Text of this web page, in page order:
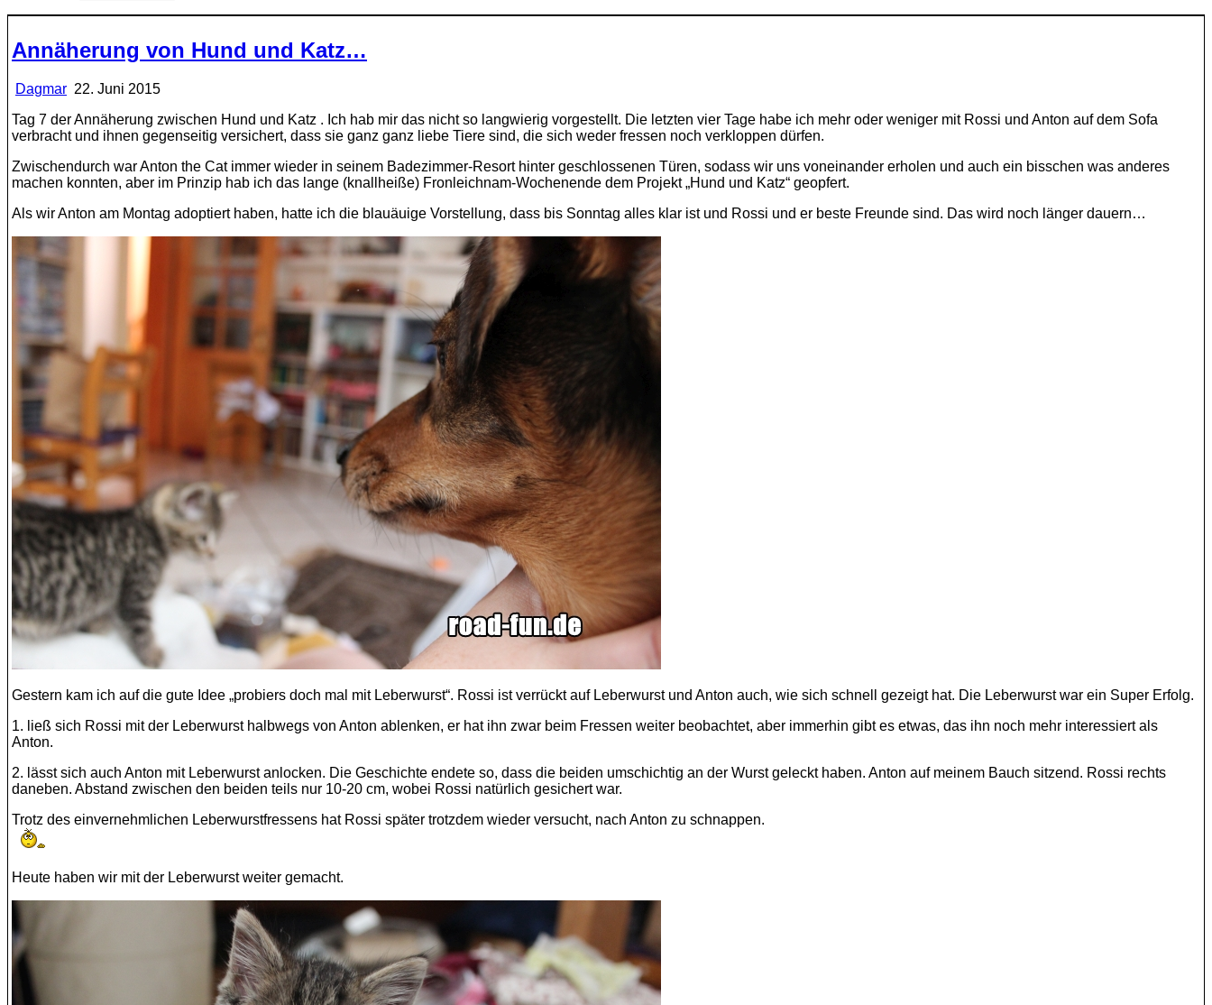
Annäherung von Hund und Katz…
Dagmar 22. Juni 2015
Tag 7 der Annäherung zwischen Hund und Katz . Ich hab mir das nicht so langwierig vorgestellt. Die letzten vier Tage habe ich mehr oder weniger mit Rossi und Anton auf dem Sofa
verbracht und ihnen gegenseitig versichert, dass sie ganz ganz liebe Tiere sind, die sich weder fressen noch verkloppen dürfen.
Zwischendurch war Anton the Cat immer wieder in seinem Badezimmer-Resort hinter geschlossenen Türen, sodass wir uns voneinander erholen und auch ein bisschen was anderes
machen konnten, aber im Prinzip hab ich das lange (knallheiße) Fronleichnam-Wochenende dem Projekt „Hund und Katz“ geopfert.
Als wir Anton am Montag adoptiert haben, hatte ich die blauäuige Vorstellung, dass bis Sonntag alles klar ist und Rossi und er beste Freunde sind. Das wird noch länger dauern…
Gestern kam ich auf die gute Idee „probiers doch mal mit Leberwurst“. Rossi ist verrückt auf Leberwurst und Anton auch, wie sich schnell gezeigt hat. Die Leberwurst war ein Super Erfolg.
1. ließ sich Rossi mit der Leberwurst halbwegs von Anton ablenken, er hat ihn zwar beim Fressen weiter beobachtet, aber immerhin gibt es etwas, das ihn noch mehr interessiert als
Anton.
2. lässt sich auch Anton mit Leberwurst anlocken. Die Geschichte endete so, dass die beiden umschichtig an der Wurst geleckt haben. Anton auf meinem Bauch sitzend. Rossi rechts
daneben. Abstand zwischen den beiden teils nur 10-20 cm, wobei Rossi natürlich gesichert war.
Trotz des einvernehmlichen Leberwurstfressens hat Rossi später trotzdem wieder versucht, nach Anton zu schnappen.
Heute haben wir mit der Leberwurst weiter gemacht.